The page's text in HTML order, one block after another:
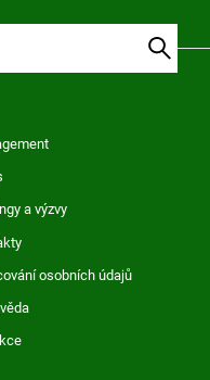
a výzvy
osobních údajů